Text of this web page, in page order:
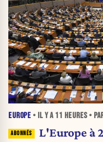
EUROPE • IL Y A 11 HEURES•
L'Europe à